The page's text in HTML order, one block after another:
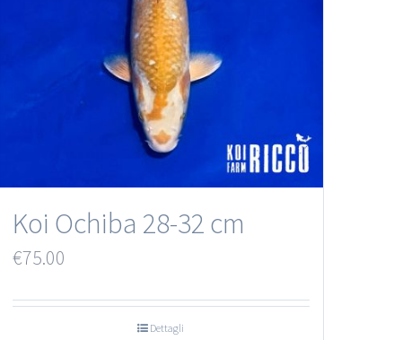
Koi Ochiba 28-32 cm
€75.00
Dettagli